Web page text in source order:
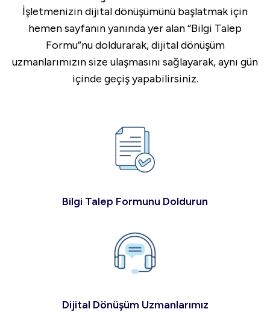
İşletmenizin dijital dönüşümünü başlatmak için
hemen sayfanın yanında yer alan “Bilgi Talep
Formu”nu doldurarak, dijital dönüşüm
uzmanlarımızın size ulaşmasını sağlayarak, aynı gün
içinde geçiş yapabilirsiniz.
Bilgi Talep Formunu Doldurun
Dijital Dönüşüm Uzmanlarımız